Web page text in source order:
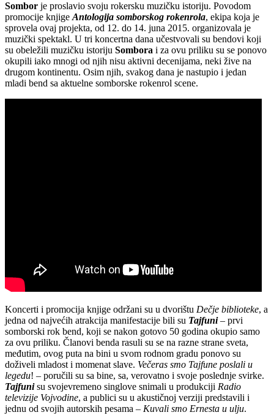
Sombor je proslavio svoju rokersku muzičku istoriju. Povodom
promocije knjigeAntologija somborskog rokenrola, ekipa koja je
sprovela ovaj projekta, od 12. do 14. juna 2015. organizovala je
muzički spektakl. U tri koncertna dana učestvovali su bendovi koji
su obeležili muzičku istoriju Sombora i za ovu priliku su se ponovo
okupili iako mnogi od njih nisu aktivni decenijama, neki žive na
drugom kontinentu. Osim njih, svakog dana je nastupio i jedan
mladi bend sa aktuelne somborske rokenrol scene.
Koncerti i promocija knjige održani su u dvorištu Dečje biblioteke, a
jedna od najvećih atrakcija manifestacije bili su Tajfuni– prvi
somborski rok bend, koji se nakon gotovo 50 godina okupio samo
za ovu priliku. Članovi benda rasuli su se na razne strane sveta,
međutim, ovog puta na bini u svom rodnom gradu ponovo su
doživeli mladost i momenat slave. Večeras smo Tajfune poslali u
legedu! – poručili su sa bine, sa, verovatno i svoje poslednje svirke.
Tajfunisu svojevremeno singlove snimali u produkciji Radio
televizije Vojvodine, a publici su u akustičnoj verziji predstavili i
jednu od svojih autorskih pesama – Kuvali smo Ernesta u ulju.